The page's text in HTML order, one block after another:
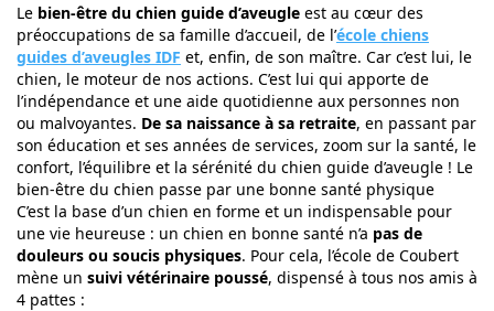
Le bien-être du chien guide d’aveugle est au cœur des
préoccupations de sa famille d’accueil, de l’école chiens
guides d’aveugles IDF et, enfin, de son maître. Car c’est lui, le
chien, le moteur de nos actions. C’est lui qui apporte de
l’indépendance et une aide quotidienne aux personnes non
ou malvoyantes. De sa naissance à sa retraite, en passant par
son éducation et ses années de services, zoom sur la santé, le
confort, l’équilibre et la sérénité du chien guide d’aveugle ! Le
bien-être du chien passe par une bonne santé physique
C’est la base d’un chien en forme et un indispensable pour
une vie heureuse : un chien en bonne santé n’a pas de
douleurs ou soucis physiques. Pour cela, l’école de Coubert
mène un suivi vétérinaire poussé, dispensé à tous nos amis à
4 pattes :